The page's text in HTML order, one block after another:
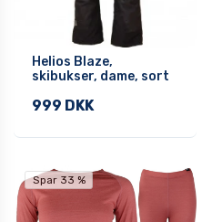
Helios Blaze,
skibukser, dame, sort
999 DKK
Spar 33 %